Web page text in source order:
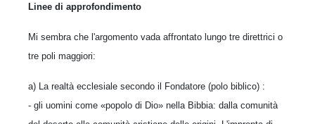
Linee di approfondimento
Mi sembra che l'argomento vada affrontato lun­go tre direttrici o
tre poli maggiori:
a) La realtà ecclesiale secondo il Fondatore (polo biblico) :
- gli uomini come «popolo di Dio» nella Bibbia: dalla comunità